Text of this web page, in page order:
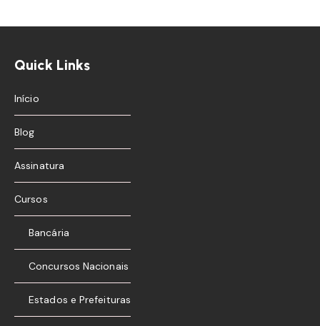
Quick Links
Início
Blog
Assinatura
Cursos
Bancária
Concursos Nacionais
Estados e Prefeituras